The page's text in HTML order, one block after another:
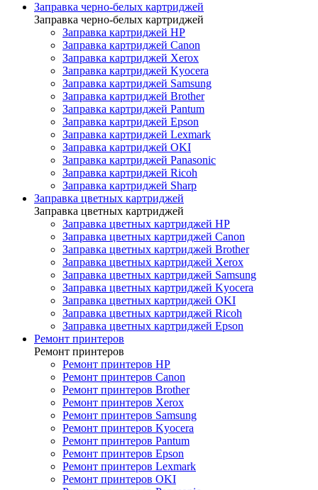
Заправка черно-белых картриджей
Заправка черно-белых картриджей
Заправка картриджей HP
Заправка картриджей Canon
Заправка картриджей Xerox
Заправка картриджей Kyocera
Заправка картриджей Samsung
Заправка картриджей Brother
Заправка картриджей Pantum
Заправка картриджей Epson
Заправка картриджей Lexmark
Заправка картриджей OKI
Заправка картриджей Panasonic
Заправка картриджей Ricoh
Заправка картриджей Sharp
Заправка цветных картриджей
Заправка цветных картриджей
Заправка цветных картриджей HP
Заправка цветных картриджей Canon
Заправка цветных картриджей Brother
Заправка цветных картриджей Xerox
Заправка цветных картриджей Samsung
Заправка цветных картриджей Kyocera
Заправка цветных картриджей OKI
Заправка цветных картриджей Ricoh
Заправка цветных картриджей Epson
Ремонт принтеров
Ремонт принтеров
Ремонт принтеров HP
Ремонт принтеров Canon
Ремонт принтеров Brother
Ремонт принтеров Xerox
Ремонт принтеров Samsung
Ремонт принтеров Kyocera
Ремонт принтеров Pantum
Ремонт принтеров Epson
Ремонт принтеров Lexmark
Ремонт принтеров OKI